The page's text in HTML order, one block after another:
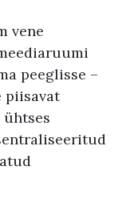
vene
peeglisse –
piisavat